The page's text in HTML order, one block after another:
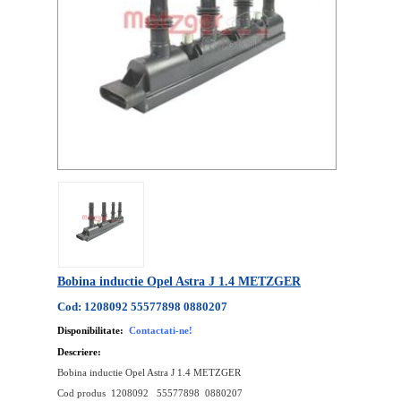
Bobina inductie Opel Astra J 1.4 METZGER
Cod: 1208092 55577898 0880207
Disponibilitate: Contactati-ne!
Descriere:
Bobina inductie Opel Astra J 1.4 METZGER
Cod produs 1208092 55577898 0880207